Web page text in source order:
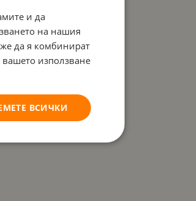
и да
на нашия
да я комбинират
използване
ВСИЧКИ